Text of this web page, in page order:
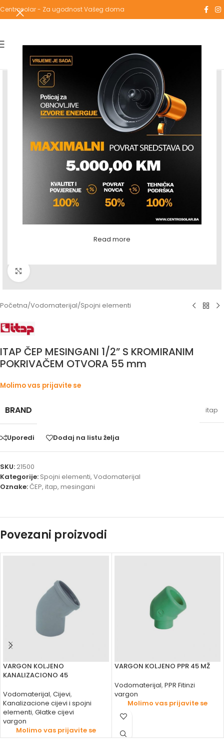
Read more
Centrosolar - Za ugodnost Vašeg doma
Povećaj sliku
Početna/Vodomaterijal/Spojni elementi
ITAP ČEP MESINGANI 1/2” S KROMIRANIM
POKRIVAČEM OTVORA 55 mm
Molimo vas prijavite se
BRAND itap
Uporedi Dodaj na listu želja
SKU:21500
Kategorije: Spojni elementi, Vodomaterijal
Oznake:ČEP, itap, mesingani
Povezani proizvodi
VARGON KOLJENO
KANALIZACIONO 45
Vodomaterijal, Cijevi,
Kanalizacione cijevi i spojni
elementi, Glatke cijevi
vargon
Molimo vas prijavite se
VARGON KOLJENO PPR 45 MŽ
Vodomaterijal, PPR Fitinzi
vargon
Molimo vas prijavite se